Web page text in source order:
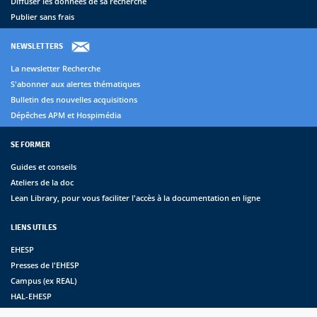
Publier sans frais
NEWSLETTERS
La newsletter Recherche
S'abonner aux alertes thématiques
Bulletin des nouvelles acquisitions
Dépêches APM et Hospimédia
SE FORMER
Guides et conseils
Ateliers de la doc
Lean Library, pour vous faciliter l'accès à la documentation en ligne
LIENS UTILES
EHESP
Presses de l'EHESP
Campus (ex REAL)
HAL-EHESP